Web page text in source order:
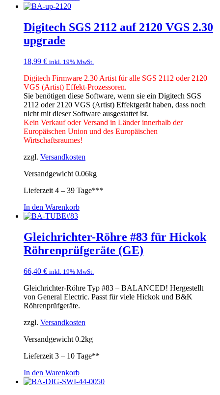
Digitech SGS 2112 auf 2120 VGS 2.30
upgrade
18,99 € inkl. 19% MwSt.
Digitech Firmware 2.30 Artist für alle SGS 2112 oder 2120
VGS (Artist) Effekt-Prozessoren.
Sie benötigen diese Software, wenn sie ein Digitech SGS
2112 oder 2120 VGS (Artist) Effektgerät haben, dass noch
nicht mit dieser Software ausgestattet ist.
Kein Verkauf oder Versand in Länder innerhalb der
Europäischen Union und des Europäischen
Wirtschaftsraumes!
zzgl. Versandkosten
Versandgewicht 0.06kg
Lieferzeit 4 – 39 Tage***
In den Warenkorb
Gleichrichter-Röhre #83 für Hickok
Röhrenprüfgeräte (GE)
66,40 € inkl. 19% MwSt.
Gleichrichter-Röhre Typ #83 – BALANCED! Hergestellt
von General Electric. Passt für viele Hickok und B&K
Röhrenprüfgeräte.
zzgl. Versandkosten
Versandgewicht 0.2kg
Lieferzeit 3 – 10 Tage**
In den Warenkorb